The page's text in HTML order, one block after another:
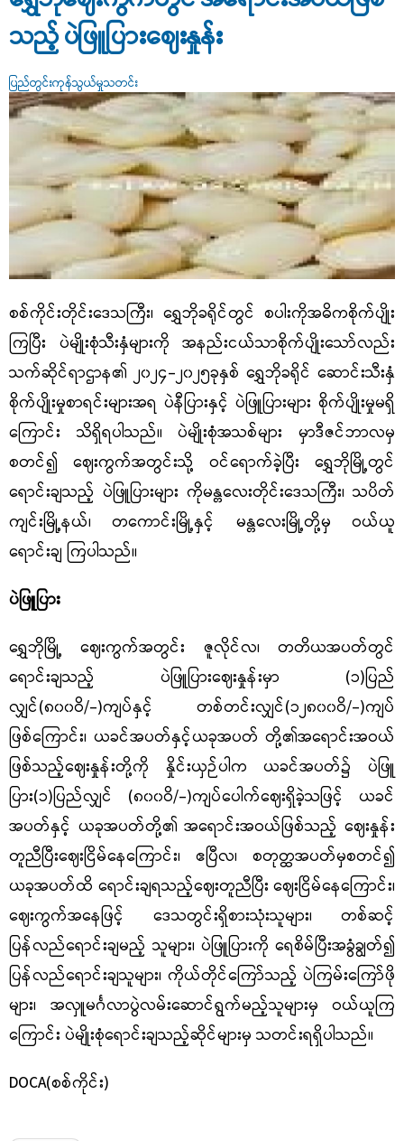
သည့် ပဲဖြူပြားဈေးနှုန်း
ပြည်တွင်းကုန်သွယ်မှုသတင်း
စစ်ကိုင်းတိုင်းဒေသကြီး၊ ရွှေဘိုခရိုင်တွင် စပါးကိုအဓိကစိုက်ပျိုး
ကြပြီး ပဲမျိုးစုံသီးနှံများကို အနည်းငယ်သာစိုက်ပျိုးသော်လည်း
သက်ဆိုင်ရာဌာန၏ ၂၀၂၄- ၂၀၂၅ခုနှစ် ရွှေဘိုခရိုင် ဆောင်းသီးနှံ
စိုက်ပျိုးမှုစာရင်းများအရ ပဲနီပြားနှင့် ပဲဖြူပြားများ စိုက်ပျိုးမှုမရှိ
ကြောင်း သိရှိရပါသည်။ ပဲမျိုးစုံအသစ်များ မှာဒီဇင်ဘာလမှ
စတင်၍ ဈေးကွက်အတွင်းသို့ ဝင်ရောက်ခဲ့ပြီး ရွှေဘိုမြို့တွင်
ရောင်းချသည့် ပဲဖြူပြားများ ကိုမန္တလေးတိုင်းဒေသကြီး၊ သပိတ်
ကျင်းမြို့နယ်၊ တကောင်းမြို့နှင့် မန္တလေးမြို့တို့မှ ဝယ်ယူ
ရောင်းချ ကြပါသည်။
ပဲဖြူပြား
ရွှေဘိုမြို့ ဈေးကွက်အတွင်း ဇူလိုင်လ၊ တတိယအပတ်တွင်
ရောင်းချသည့် ပဲဖြူပြားဈေးနှုန်းမှာ (၁)ပြည်
လျှင်(၈၀၀ဝိ/-)ကျပ်နှင့် တစ်တင်းလျှင်(၁၂၈၀၀ဝိ/-)ကျပ်
ဖြစ်ကြောင်း၊ ယခင်အပတ်နှင့်ယခုအပတ် တို့၏အရောင်းအဝယ်
ဖြစ်သည့်ဈေးနှုန်းတို့ကို နှိုင်းယှဉ်ပါက ယခင်အပတ်၌ ပဲဖြူ
ပြား(၁)ပြည်လျှင် (၈၀၀ဝိ/-)ကျပ်ပေါက်ဈေးရှိခဲ့သဖြင့် ယခင်
အပတ်နှင့် ယခုအပတ်တို့၏ အရောင်းအဝယ်ဖြစ်သည့် ဈေးနှုန်း
တူညီပြီးဈေးငြိမ်နေကြောင်း၊ ဧပြီလ၊ စတုတ္ထအပတ်မှစတင်၍
ယခုအပတ်ထိ ရောင်းချရသည့်ဈေးတူညီပြီး ဈေးငြိမ်နေကြောင်း၊
ဈေးကွက်အနေဖြင့် ဒေသတွင်းရှိစားသုံးသူများ၊ တစ်ဆင့်
ပြန်လည်ရောင်းချမည့် သူများ၊ ပဲဖြူပြားကို ရေစိမ်ပြီးအခွံချွတ်၍
ပြန်လည်ရောင်းချသူများ၊ ကိုယ်တိုင်ကြော်သည့် ပဲကြမ်းကြော်ဖို
များ၊ အလှူမင်္ဂလာပွဲလမ်းဆောင်ရွက်မည့်သူများမှ ဝယ်ယူကြ
ကြောင်း ပဲမျိုးစုံရောင်းချသည့်ဆိုင်များမှ သတင်းရရှိပါသည်။
DOCA(စစ်ကိုင်း)